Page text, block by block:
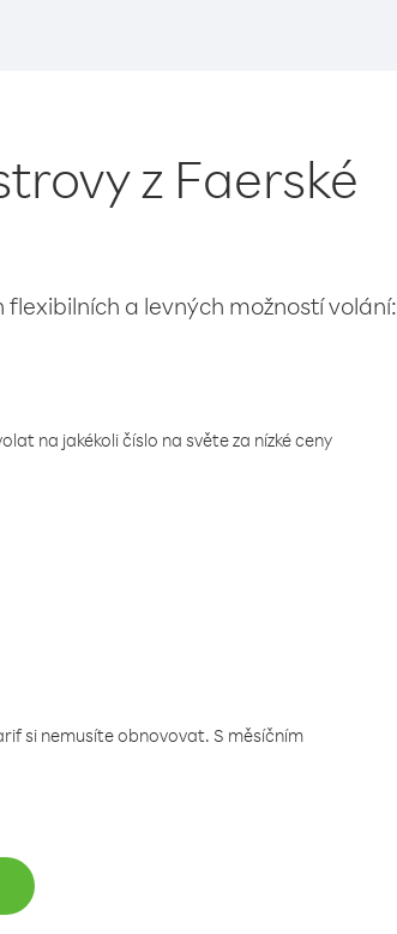
z Faerské
flexibilních a levných možností volání:
na jakékoli číslo na světe za nízké ceny
si nemusíte obnovovat. S měsíčním